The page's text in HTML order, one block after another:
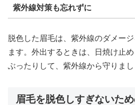
紫外線対策も忘れずに
脱色した眉毛は、紫外線のダメー
ます。外出するときは、日焼け止
ぶったりして、紫外線から守りまし
眉毛を脱色しすぎないた